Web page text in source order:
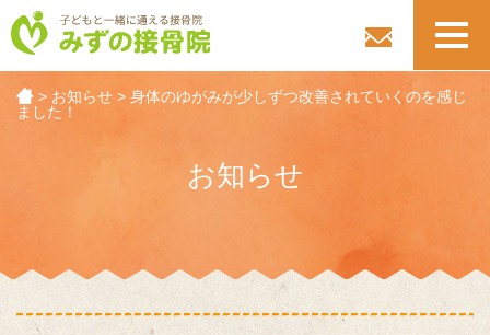
> お知らせ >身体のゆがみが少しずつ改善されていくのを感じ
ました！
お知らせ